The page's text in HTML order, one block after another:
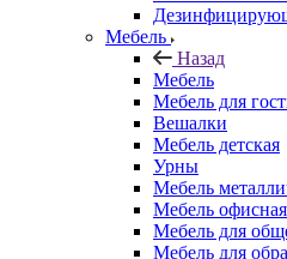
Мебель
Назад
Мебель
Мебель для
Вешалки
Мебель детская
Урны
Мебель
Мебель офисная
Мебель для
Мебель для